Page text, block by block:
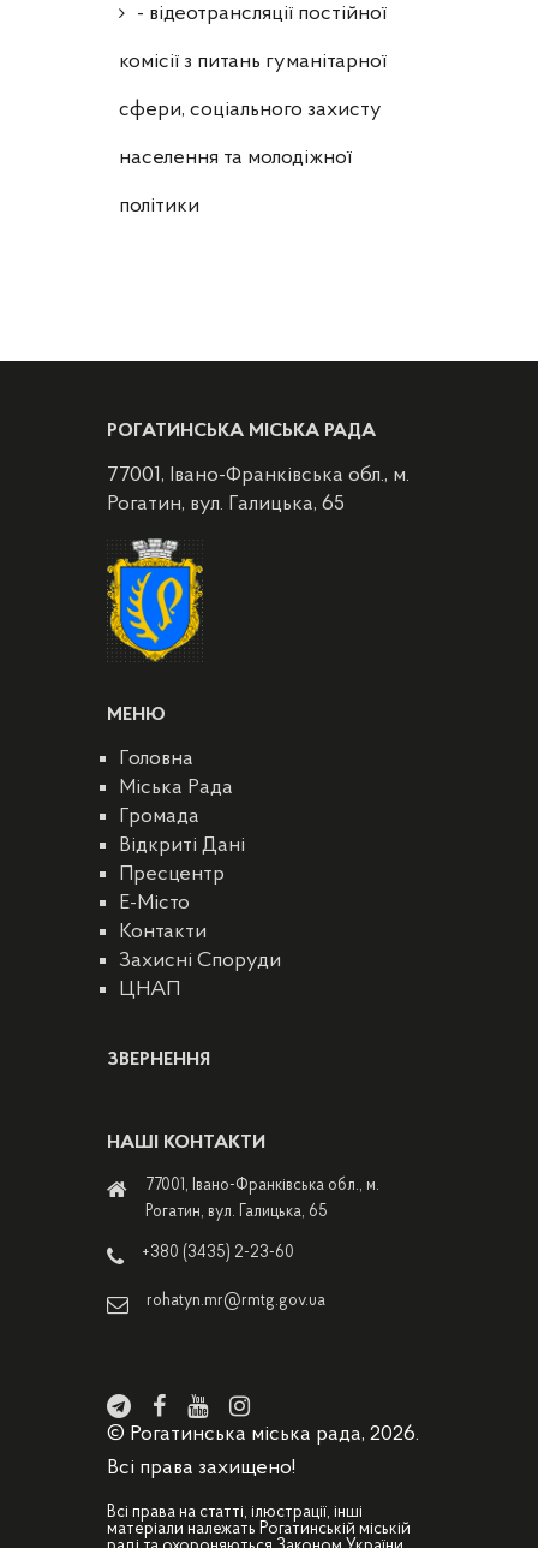
- відеотрансляції постійної
комісії з питань гуманітарної
сфери, соціального захисту
населення та молодіжної
політики
РОГАТИНСЬКА МІСЬКА РАДА
77001, Івано-Франківська обл., м.
Рогатин, вул. Галицька, 65
МЕНЮ
Головна
Міська Рада
Громада
Відкриті Дані
Пресцентр
E-Місто
Контакти
Захисні Споруди
ЦНАП
ЗВЕРНЕННЯ
НАШІ КОНТАКТИ
77001, Івано-Франківська обл., м.
Рогатин, вул. Галицька, 65
+380 (3435) 2-23-60
rohatyn.mr@rmtg.gov.ua
© Рогатинська міська рада, 2026.
Всі права захищено!
Всі права на статті, ілюстрації, інші
матеріали належать Рогатинській міській